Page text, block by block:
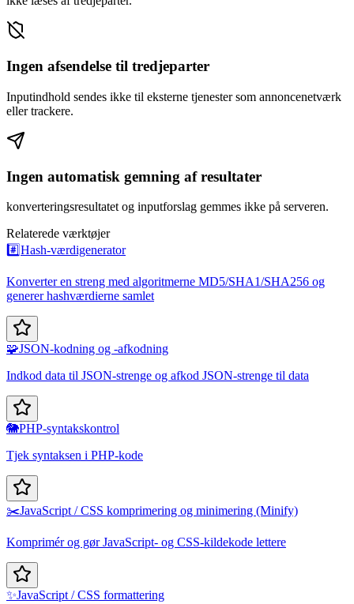
Ingen afsendelse til tredjeparter
Inputindhold sendes ikke til eksterne tjenester som annoncenetværk
eller trackere.
Ingen automatisk gemning af resultater
konverteringsresultatet og inputforslag gemmes ikke på serveren.
Relaterede værktøjer
#️⃣Hash-værdigenerator
Konverter en streng med algoritmerne MD5/SHA1/SHA256 og
generer hashværdierne samlet
🧩JSON-kodning og -afkodning
Indkod data til JSON-strenge og afkod JSON-strenge til data
🐘PHP-syntakskontrol
Tjek syntaksen i PHP-kode
✂️JavaScript / CSS komprimering og minimering (Minify)
Komprimér og gør JavaScript- og CSS-kildekode lettere
✨JavaScript / CSS formattering